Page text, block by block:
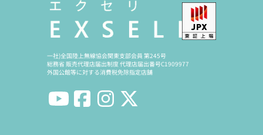
一社)全国陸上無線協会関東支部会員 第245号
総務省 販売代理店届出制度 代理店届出番号C1909977
外国公館等に対する消費税免除指定店舗